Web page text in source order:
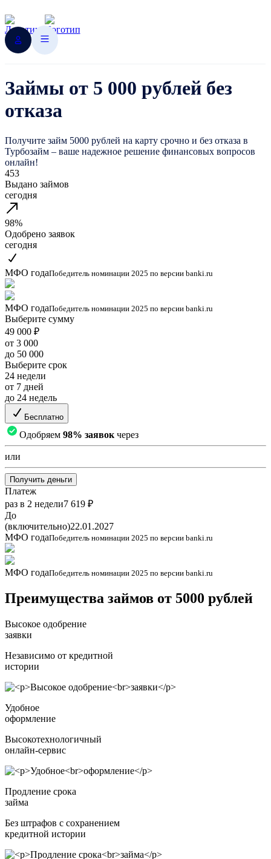
Займы от 5 000 рублей без
отказа
Получите займ 5000 рублей на карту срочно и без отказа в
Турбозайм – ваше надежное решение финансовых вопросов
онлайн!
453
Выдано займов
сегодня
98%
Одобрено заявок
сегодня
МФО годаПобедитель номинации 2025 по версии banki.ru
МФО годаПобедитель номинации 2025 по версии banki.ru
Выберите сумму
49 000 ₽
от 3 000
до 50 000
Выберите срок
24 недели
от 7 дней
до 24 недель
Бесплатно
Одобряем 98% заявок через
или
Получить деньги
Платеж
раз в 2 недели7 619 ₽
До
(включительно)22.01.2027
МФО годаПобедитель номинации 2025 по версии banki.ru
МФО годаПобедитель номинации 2025 по версии banki.ru
Преимущества займов от 5000 рублей
Высокое одобрение
заявки
Независимо от кредитной
истории
Удобное
оформление
Высокотехнологичный
онлайн-сервис
Продление срока
займа
Без штрафов с сохранением
кредитной истории